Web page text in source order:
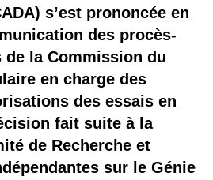
s’est prononcée en
des procès-
la Commission du
en charge des
des essais en
fait suite à la
de Recherche et
sur le Génie